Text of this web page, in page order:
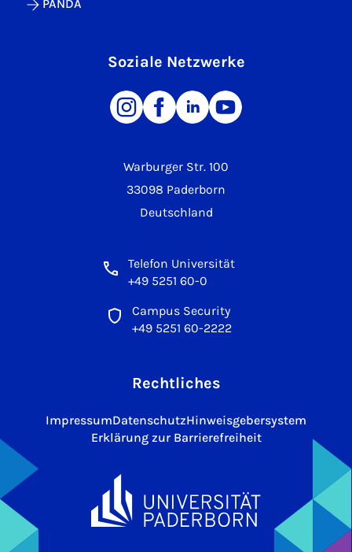
Warburger Str. 100
33098 Paderborn
Deutschland
Telefon Universität
+49 5251 60-0
Campus Security
+49 5251 60-2222
PANDA
Soziale Netzwerke
Rechtliches
ImpressumDatenschutzHinweisgebersystem
Erklärung zur Barrierefreiheit